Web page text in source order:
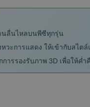
นลื่นไหลบนพีซีทุกรุ่น
วะการแสดง ให้เข้ากับสไต
รรองรับภาพ 3D เพื่อให้ค่